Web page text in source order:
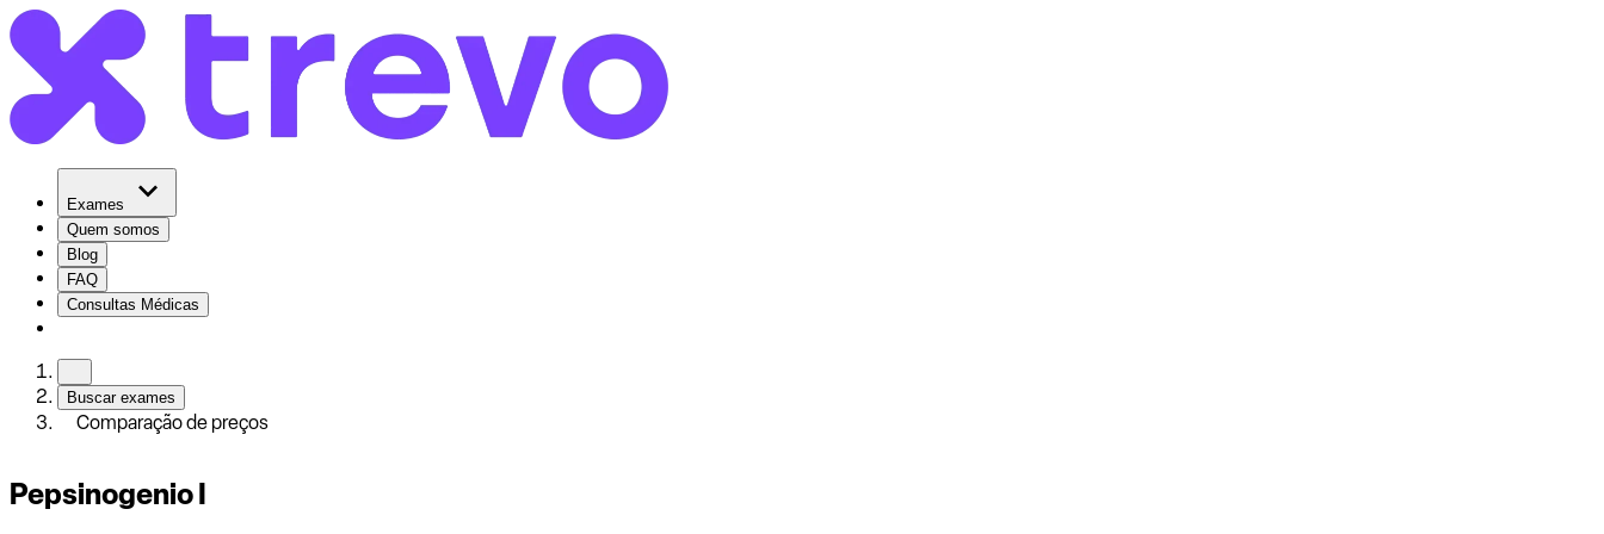
Exames
Quem somos
Blog
FAQ
Consultas Médicas
Buscar exames
Comparação de preços
Pepsinogenio I